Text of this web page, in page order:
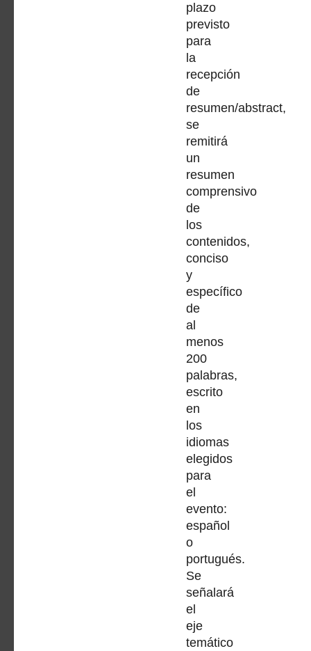
plazo
previsto
para
la
recepción
de
resumen/abstract,
se
remitirá
un
resumen
comprensivo
de
los
contenidos,
conciso
y
específico
de
al
menos
200
palabras,
escrito
en
los
idiomas
elegidos
para
el
evento:
español
o
portugués.
Se
señalará
el
eje
temático